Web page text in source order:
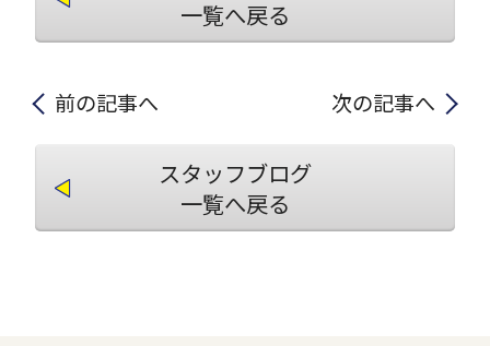
一覧へ戻る
前の記事へ 次の記事へ
スタッフブログ
一覧へ戻る